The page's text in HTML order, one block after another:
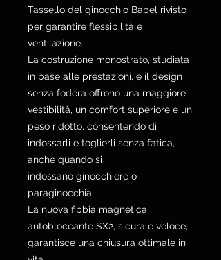
Tassello del ginocchio Babel rivisto
per garantire flessibilità e
ventilazione.
La costruzione monostrato, studiata
in base alle prestazioni, e il design
senza fodera offrono una maggiore
vestibilità, un comfort superiore e un
peso ridotto, consentendo di
indossarli e toglierli senza fatica,
anche quando si
indossano ginocchiere o
paraginocchia.
La nuova fibbia magnetica
autobloccante SX2, sicura e veloce,
garantisce una chiusura ottimale in